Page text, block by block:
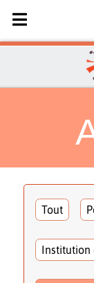
Sélectionnez votre
Tout
Institution